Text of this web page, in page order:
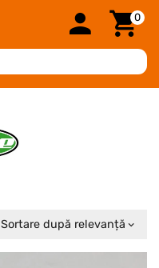
0
Sortare după relevanță